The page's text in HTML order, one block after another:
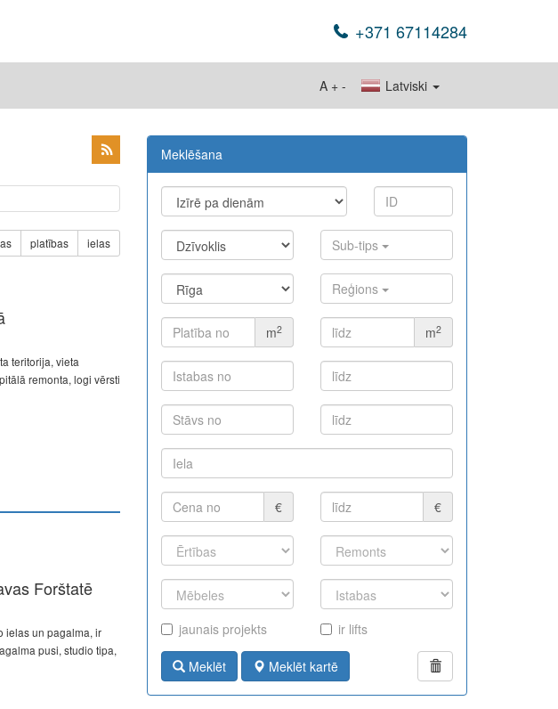
+371 67114284
Latviski
A + -
platības ielas
teritorija, vieta
remonta, logi vērsti
Forštatē
ielas un pagalma, ir
pusi, studio tipa,
Meklēšana
Sub-tips
Reģions
m2 m2
€ €
jaunais projekts ir lifts
Meklēt Meklēt kartē